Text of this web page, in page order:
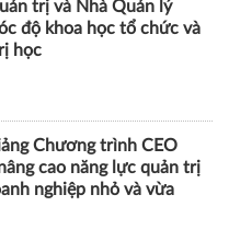
trị và Nhà Quản lý
độ khoa học tổ chức và
học
Chương trình CEO
cao năng lực quản trị
nghiệp nhỏ và vừa